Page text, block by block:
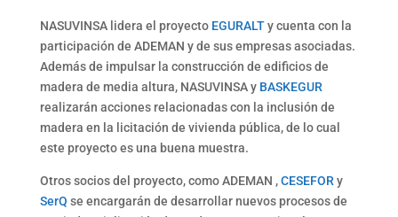
NASUVINSA lidera el proyecto EGURALTy cuenta con la
participación de ADEMAN y de sus empresas asociadas.
Además de impulsar la construcción de edificios de
madera de media altura, NASUVINSA y BASKEGUR
realizarán acciones relacionadas con la inclusión de
madera en la licitación de vivienda pública, de lo cual
este proyecto es una buena muestra.
Otros socios del proyecto, como ADEMAN ,CESEFOR y
SerQ se encargarán de desarrollar nuevos procesos de